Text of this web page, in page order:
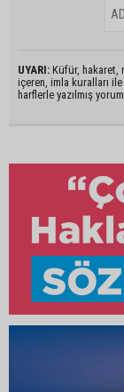
UYARI: Küfür, hakaret,
içeren, imla kuralları
harflerle yazılmış